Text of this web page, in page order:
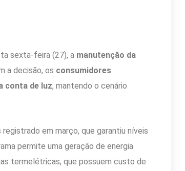
sexta-feira (27), a manutenção da
a decisão, os consumidores
conta de luz, mantendo o cenário
em março, que garantiu níveis
permite uma geração de energia
termelétricas, que possuem custo de